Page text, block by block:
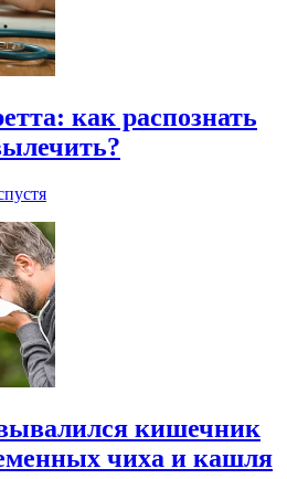
как распознать
кишечник
чиха и кашля